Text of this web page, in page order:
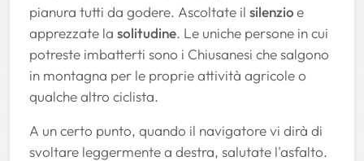
pianura tutti da godere. Ascoltate il silenzioe
apprezzate la solitudine. Le uniche persone in cui
potreste imbatterti sono i Chiusanesi che salgono
in montagna per le proprie attività agricole o
qualche altro ciclista.
A un certo punto, quando il navigatore vi dirà di
svoltare leggermente a destra, salutate l'asfalto.